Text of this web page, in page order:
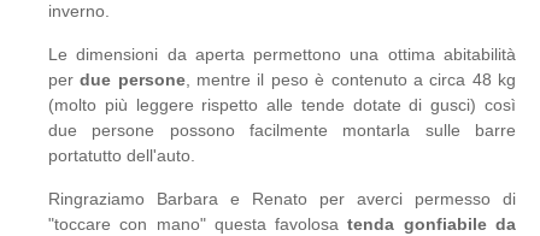
inverno.
Le dimensioni da aperta permettono una ottima abitabilità
perdue persone, mentre il peso è contenuto a circa 48 kg
(molto più leggere rispetto alle tende dotate di gusci) così
due persone possono facilmente montarla sulle barre
portatutto dell'auto.
Ringraziamo Barbara e Renato per averci permesso di
"toccare con mano" questa favolosatenda gonfiabile da